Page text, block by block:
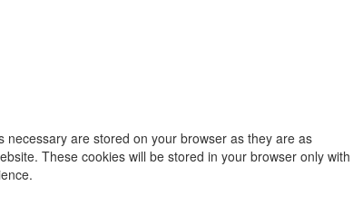
are stored on your browser as they are as
These cookies will be stored in your browser only with